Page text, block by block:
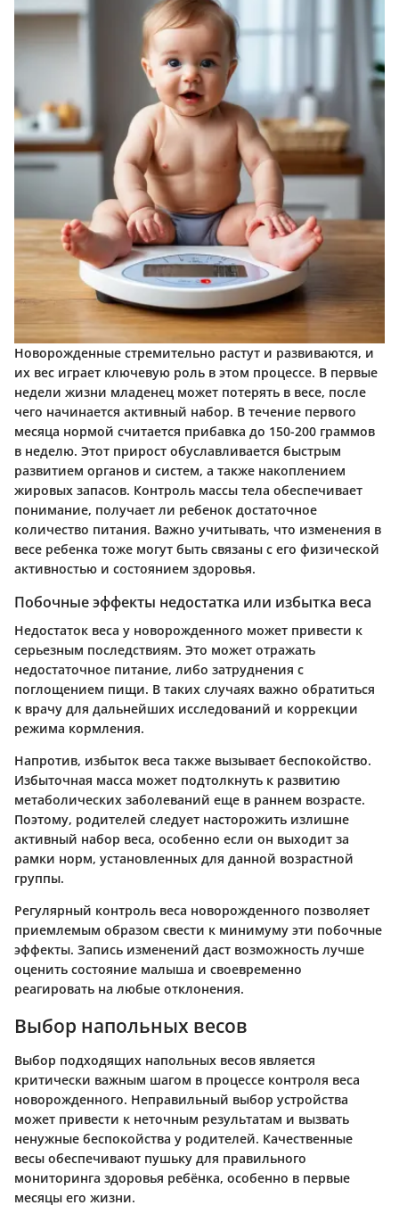
Новорожденные стремительно растут и развиваются, и
их вес играет ключевую роль в этом процессе. В первые
недели жизни младенец может потерять в весе, после
чего начинается активный набор. В течение первого
месяца нормой считается прибавка до 150-200 граммов
в неделю. Этот прирост обуславливается быстрым
развитием органов и систем, а также накоплением
жировых запасов. Контроль массы тела обеспечивает
понимание, получает ли ребенок достаточное
количество питания. Важно учитывать, что изменения в
весе ребенка тоже могут быть связаны с его физической
активностью и состоянием здоровья.
Побочные эффекты недостатка или избытка веса
Недостаток веса у новорожденного может привести к
серьезным последствиям. Это может отражать
недостаточное питание, либо затруднения с
поглощением пищи. В таких случаях важно обратиться
к врачу для дальнейших исследований и коррекции
режима кормления.
Напротив, избыток веса также вызывает беспокойство.
Избыточная масса может подтолкнуть к развитию
метаболических заболеваний еще в раннем возрасте.
Поэтому, родителей следует насторожить излишне
активный набор веса, особенно если он выходит за
рамки норм, установленных для данной возрастной
группы.
Регулярный контроль веса новорожденного позволяет
приемлемым образом свести к минимуму эти побочные
эффекты. Запись изменений даст возможность лучше
оценить состояние малыша и своевременно
реагировать на любые отклонения.
Выбор напольных весов
Выбор подходящих напольных весов является
критически важным шагом в процессе контроля веса
новорожденного. Неправильный выбор устройства
может привести к неточным результатам и вызвать
ненужные беспокойства у родителей. Качественные
весы обеспечивают пушьку для правильного
мониторинга здоровья ребёнка, особенно в первые
месяцы его жизни.